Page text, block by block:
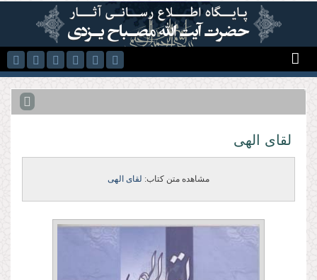
رفتن به محتوای اصلی
لقای الهی
مشاهده متن کتاب: لقای الهی